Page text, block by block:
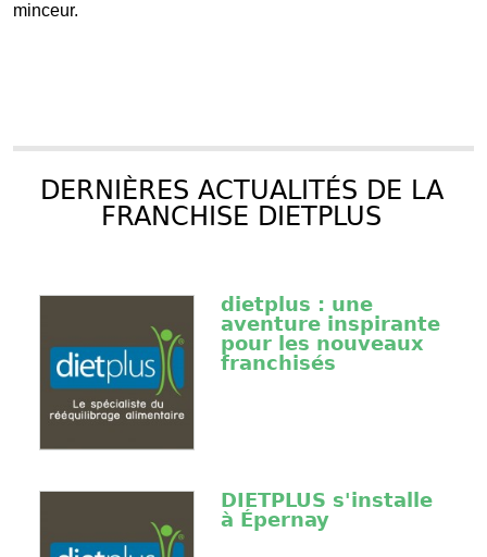
minceur.
DERNIÈRES ACTUALITÉS DE LA
FRANCHISE DIETPLUS
dietplus : une
aventure inspirante
pour les nouveaux
franchisés
DIETPLUS s'installe
à Épernay